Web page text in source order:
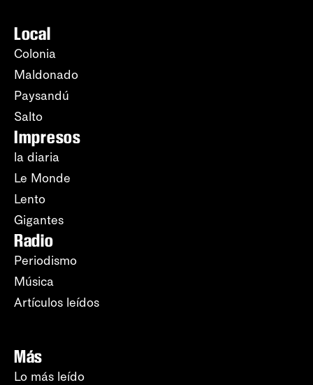
Local
Colonia
Maldonado
Paysandú
Salto
Impresos
la diaria
Le Monde
Lento
Gigantes
Radio
Periodismo
Música
Artículos leídos
Más
Lo más leído